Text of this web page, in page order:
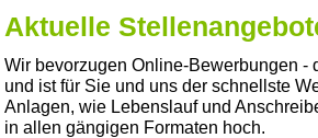
Aktuelle
Wir bevorzugen Online-Bewerbungen -
und ist für Sie und uns der schnellste
Anlagen, wie Lebenslauf und
in allen gängigen Formaten hoch.